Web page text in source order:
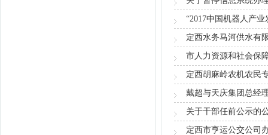
“2017中国机器人产
定西水务马河供水有
市人力资源和社会保
定西胡麻岭农机农民
戴超与天庆集团总经
关于干部任前公示的
定西市亨运公交公司